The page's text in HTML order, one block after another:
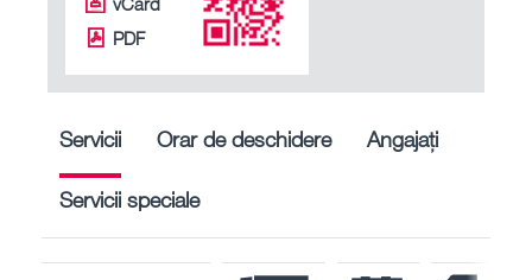
PDF
Servicii Orar de deschidere Angajați
Servicii speciale